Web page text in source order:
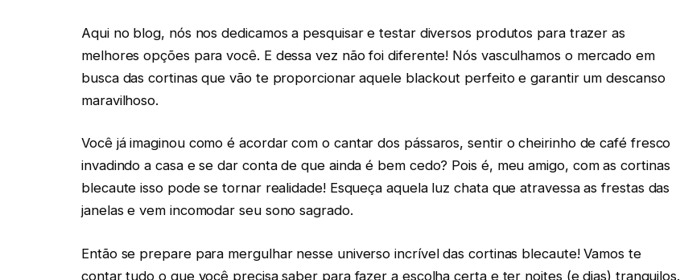
Aqui no blog, nós nos dedicamos a pesquisar e testar diversos produtos para trazer as
melhores opções para você. E dessa vez não foi diferente! Nós vasculhamos o mercado em
busca das cortinas que vão te proporcionar aquele blackout perfeito e garantir um descanso
maravilhoso.
Você já imaginou como é acordar com o cantar dos pássaros, sentir o cheirinho de café fresco
invadindo a casa e se dar conta de que ainda é bem cedo? Pois é, meu amigo, com as cortinas
blecaute isso pode se tornar realidade! Esqueça aquela luz chata que atravessa as frestas das
janelas e vem incomodar seu sono sagrado.
Então se prepare para mergulhar nesse universo incrível das cortinas blecaute! Vamos te
contar tudo o que você precisa saber para fazer a escolha certa e ter noites (e dias) tranquilos.